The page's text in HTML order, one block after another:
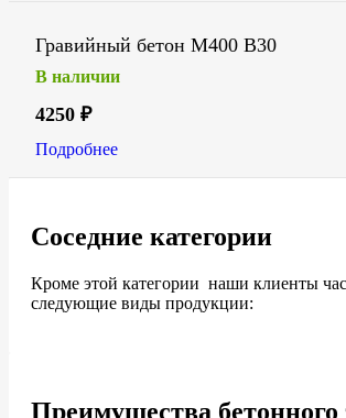
Гравийный бетон М400 В30
В наличии
4250 ₽
Подробнее
Соседние категории
Кроме этой категории наши клиенты
следующие виды продукции:
Преимущества бетонного